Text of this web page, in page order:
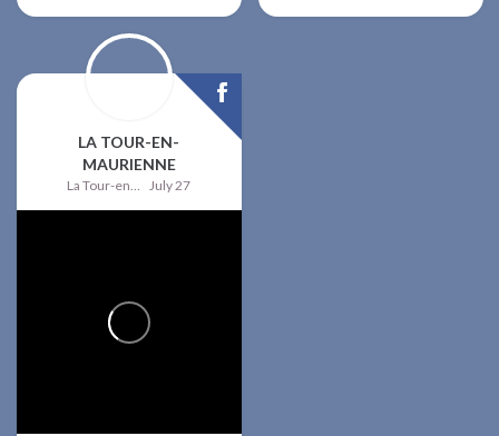
LA TOUR-EN-
MAURIENNE
La Tour-en-Maurienne July 27